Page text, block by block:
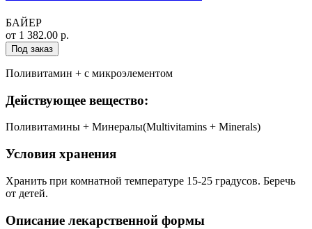
БАЙЕР
от 1 382.00 р.
Под заказ
Поливитамин + с микроэлементом
Действующее вещество:
Поливитамины + Минералы(Multivitamins + Minerals)
Условия хранения
Хранить при комнатной температуре 15-25 градусов. Беречь
от детей.
Описание лекарственной формы